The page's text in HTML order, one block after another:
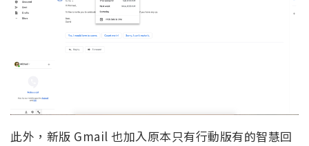
此外，新版 Gmail 也加入原本只有行動版有的智慧回